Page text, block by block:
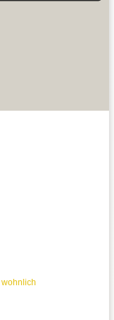
wohnlich